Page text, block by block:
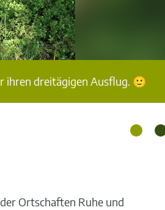
ihren dreitägigen Ausflug. 🙂
Ortschaften Ruhe und